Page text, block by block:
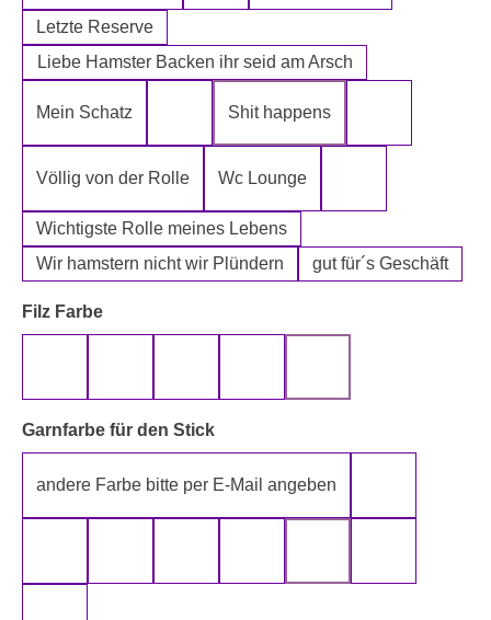
Letzte Reserve
Liebe Hamster Backen ihr seid am Arsch
Mein Schatz
Psssst Hamster Ware
Shit happens
Völlig von der Rolle Wc Lounge
Wichtigste Rolle meines Lebens
Wir hamstern nicht wir Plündern
gut für´s Geschäft
Filz Farbeauswählen
Garnfarbe für den Stickauswählen
andere Farbe bitte per E-Mail angeben